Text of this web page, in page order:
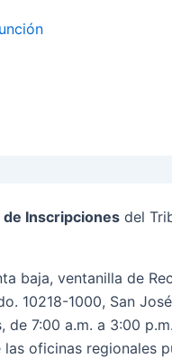
de Inscripciones del
baja, ventanilla de
10218-1000, San
de 7:00 a.m. a 3:00 p.m.
oficinas regionales